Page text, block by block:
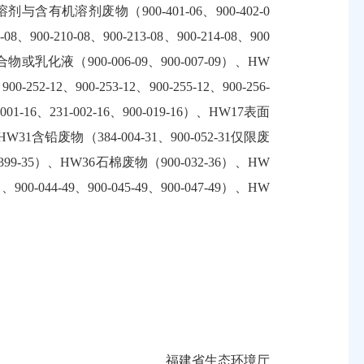
与含有机溶剂废物（900-401-06、900-402-0
、900-210-08、900-213-08、900-214-08、900
物或乳化液（900-006-09、900-007-09）、HW
252-12、900-253-12、900-255-12、900-256-
16、231-002-16、900-019-16）、HW17表面
含铅废物（384-004-31、900-052-31仅限废
35）、HW36石棉废物（900-032-36）、HW
044-49、900-045-49、900-047-49）、HW
福建省生态环境厅